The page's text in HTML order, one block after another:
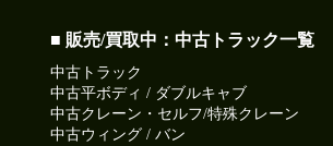
■ 販売/買取中：中古トラック一覧
中古トラック
中古平ボディ / ダブルキャブ
中古クレーン・セルフ/特殊クレーン
中古ウィング / バン